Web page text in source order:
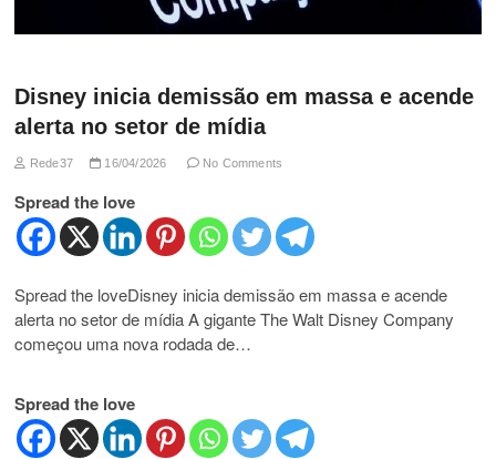
Disney inicia demissão em massa e acende
alerta no setor de mídia
Rede37 16/04/2026 No Comments
Spread the love
Spread the loveDisney inicia demissão em massa e acende
alerta no setor de mídia A gigante The Walt Disney Company
começou uma nova rodada de…
Spread the love